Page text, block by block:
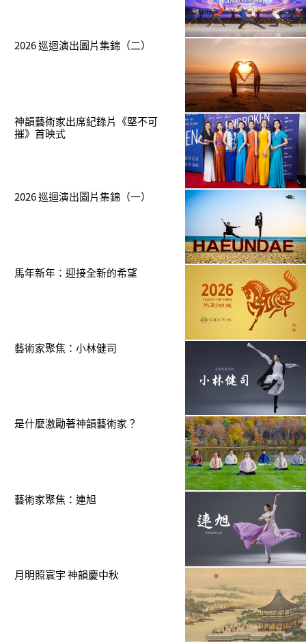
2026 巡迴演出圖片集錦（二）
神韻藝術家出席紀錄片《堅不可
摧》首映式
2026 巡迴演出圖片集錦（一）
馬年新年：迎接全新的希望
藝術家聚焦：小林健司
是什麼激勵著神韻藝術家？
藝術家聚焦：連旭
月明照寰宇 神韻慶中秋